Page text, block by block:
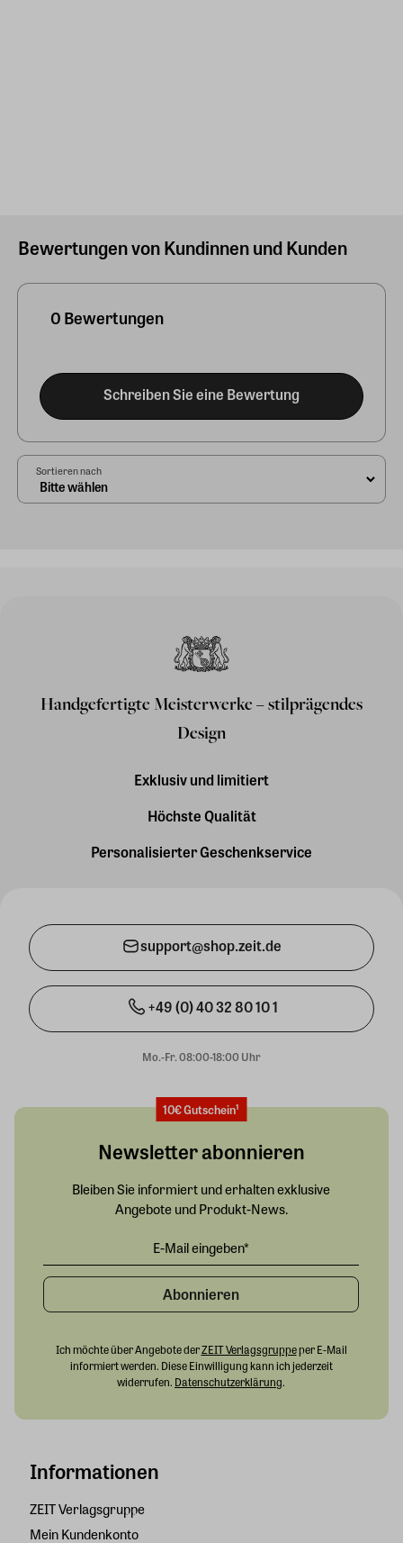
Bewertungen von Kundinnen und Kunden
0 Bewertungen
Schreiben Sie eine Bewertung
Sortieren nach
Handgefertigte Meisterwerke – stilprägendes
Design
Exklusiv und limitiert
Höchste Qualität
Personalisierter Geschenkservice
support@shop.zeit.de
+49 (0) 40 32 80 10 1
Mo.-Fr. 08:00-18:00 Uhr
Informationen
ZEIT Verlagsgruppe
Mein Kundenkonto
10€ Gutschein¹
Newsletter abonnieren
Bleiben Sie informiert und erhalten exklusive
Angebote und Produkt-News.
Abonnieren
Ich möchte über Angebote derZEIT Verlagsgruppeper E-Mail
informiert werden. Diese Einwilligung kann ich jederzeit
widerrufen. Datenschutzerklärung.